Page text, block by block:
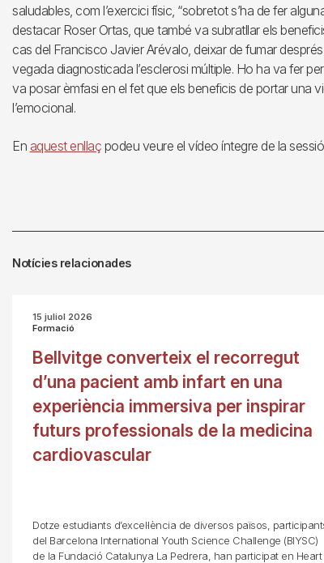
saludables, com l’exercici físic, “sobretot s’ha de fer
destacar Roser Ortas, que també va subratllar els
cas del Francisco Javier Arévalo, deixar de fumar
vegada diagnosticada l’esclerosi múltiple. Ho ha va fer
va posar èmfasi en el fet que els beneficis de portar una
l’emocional.
En aquest enllaç podeu veure el vídeo íntegre de la sessió
Notícies relacionades
15 juliol 2026
Formació
Bellvitge converteix el recorregut
d’una pacient amb infart en una
experiència immersiva per inspirar
futurs professionals de la medicina
cardiovascular
Dotze estudiants d’excel·lència de diversos països,
del Barcelona International Youth Science Challenge (BIYSC)
de la Fundació Catalunya La Pedrera, han participat en Heart